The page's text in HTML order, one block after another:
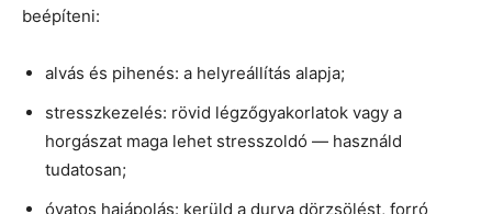
beépíteni:
alvás és pihenés: a helyreállítás alapja;
stresszkezelés: rövid légzőgyakorlatok vagy a
horgászat maga lehet stresszoldó — használd
tudatosan;
óvatos hajápolás: kerüld a durva dörzsölést, forró